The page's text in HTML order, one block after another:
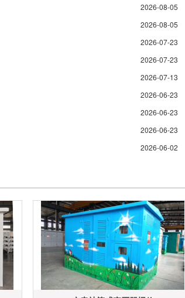
2026-08-05
2026-08-05
2026-07-23
2026-07-23
2026-07-13
2026-06-23
2026-06-23
2026-06-23
2026-06-02